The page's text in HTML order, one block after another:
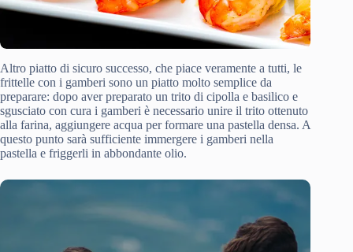
Altro piatto di sicuro successo, che piace veramente a tutti, le
frittelle con i gamberi sono un piatto molto semplice da
preparare: dopo aver preparato un trito di cipolla e basilico e
sgusciato con cura i gamberi è necessario unire il trito ottenuto
alla farina, aggiungere acqua per formare una pastella densa. A
questo punto sarà sufficiente immergere i gamberi nella
pastella e friggerli in abbondante olio.